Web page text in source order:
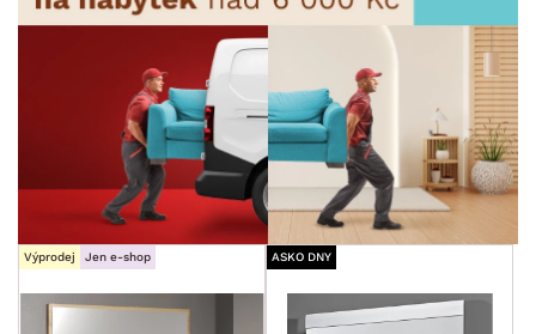
Výprodej Jen e-shop ASKO DNY